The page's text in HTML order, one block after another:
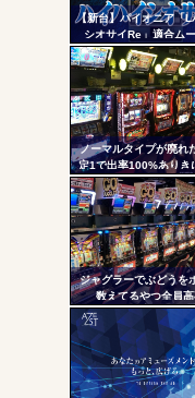
Powered by livedoor
【新台】パイオニア「L
シオサイRe」適合ム
開！沖スロ界の帝王が
ATで復活
ノーマルタイプが廃れ
定1で出率100%ありき
定1放置がデフォにな
ジャグラーでぶどうを
数えてるやつ全員
更新
ツー
ル